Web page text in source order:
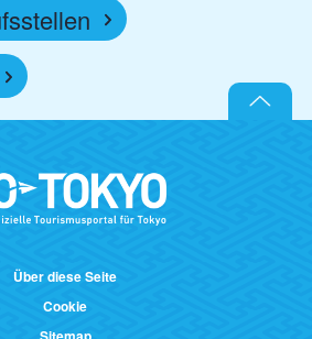
Über diese Seite
Cookie